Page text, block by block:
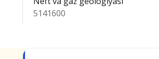
5141600